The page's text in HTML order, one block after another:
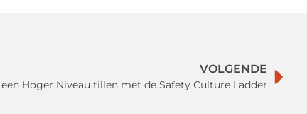
VOLGENDE
Hoger Niveau tillen met de Safety Culture Ladder